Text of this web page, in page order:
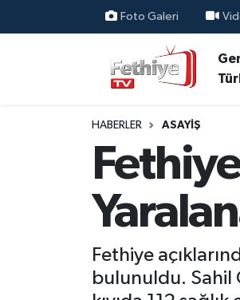
Foto Galeri
HABERLER ASAYIŞ
Fethiye
bulunuldu. Sahil
Muğla Nöbetçi Eczaneler
Muğla Namaz Vakitleri
Muğla Trafik Yoğunluk Haritası
Süper Lig Puan Durumu ve
Tüm Manşetler